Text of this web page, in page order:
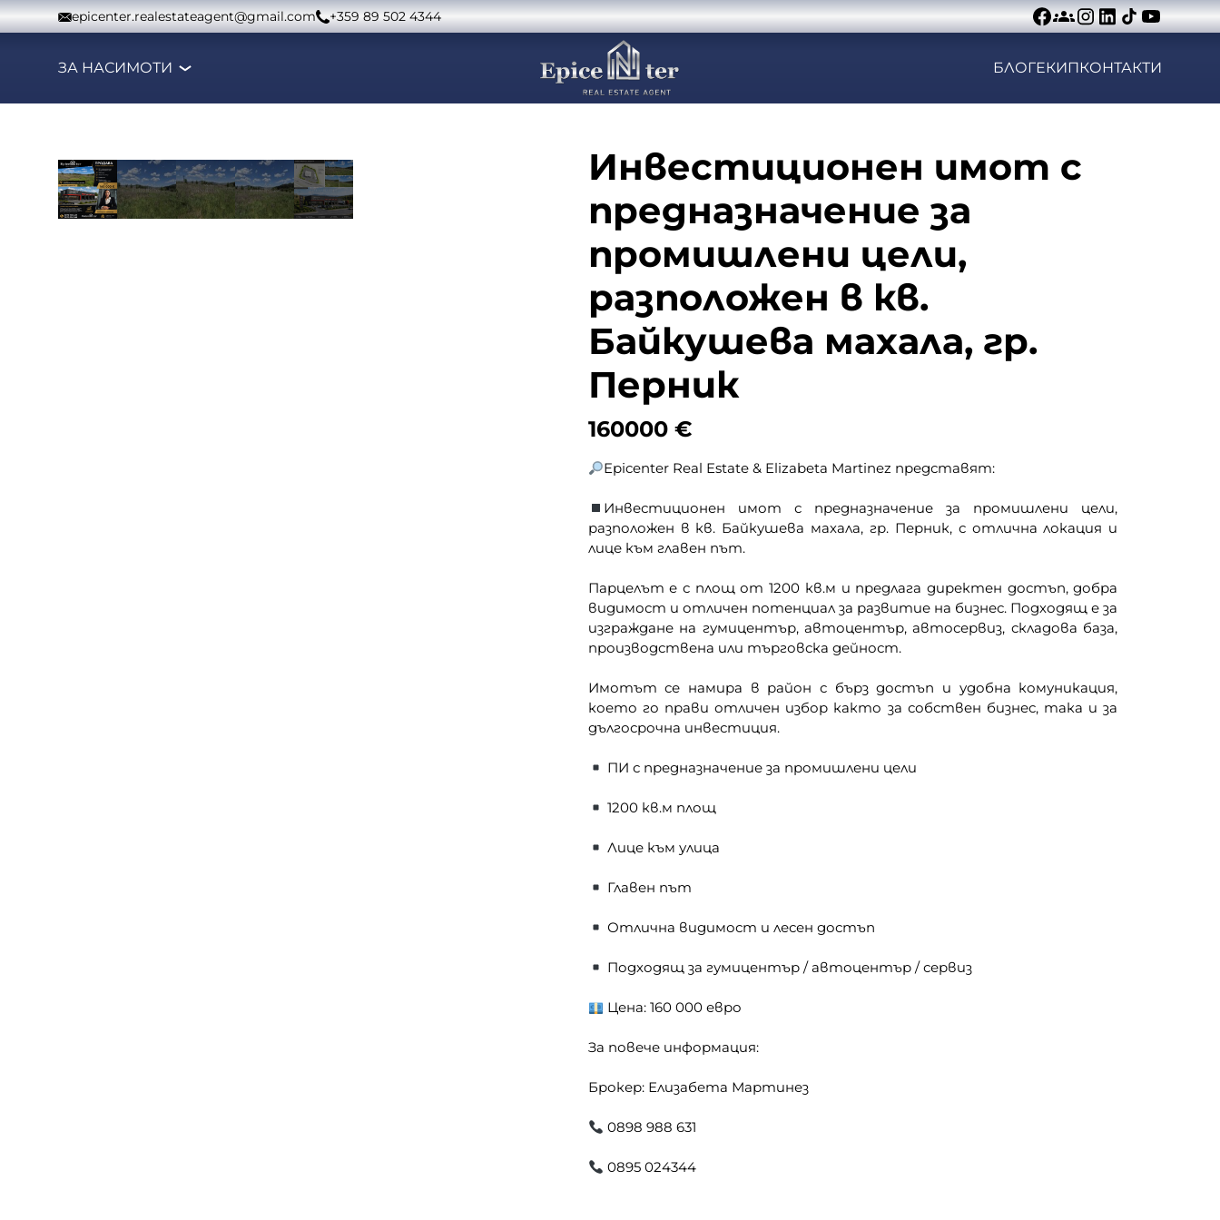
Към съдържанието
epicenter.realestateagent@gmail.com +359 89 502 4344
ЗА НАСИМОТИ БЛОГЕКИПКОНТАКТИ
Инвестиционен имот с
предназначение за
промишлени цели,
разположен в кв.
Байкушева махала, гр.
Перник
160000 €
Epicenter Real Estate & Elizabeta Martinez представят:
Инвестиционен имот с предназначение за промишлени цели,
разположен в кв. Байкушева махала, гр. Перник, с отлична локация и
лице към главен път.
Парцелът е с площ от 1200 кв.м и предлага директен достъп, добра
видимост и отличен потенциал за развитие на бизнес. Подходящ е за
изграждане на гумицентър, автоцентър, автосервиз, складова база,
производствена или търговска дейност.
Имотът се намира в район с бърз достъп и удобна комуникация,
което го прави отличен избор както за собствен бизнес, така и за
дългосрочна инвестиция.
ПИ с предназначение за промишлени цели
1200 кв.м площ
Лице към улица
Главен път
Отлична видимост и лесен достъп
Подходящ за гумицентър / автоцентър / сервиз
Цена: 160 000 евро
За повече информация:
Брокер: Елизабета Мартинез
0898 988 631
0895 024344